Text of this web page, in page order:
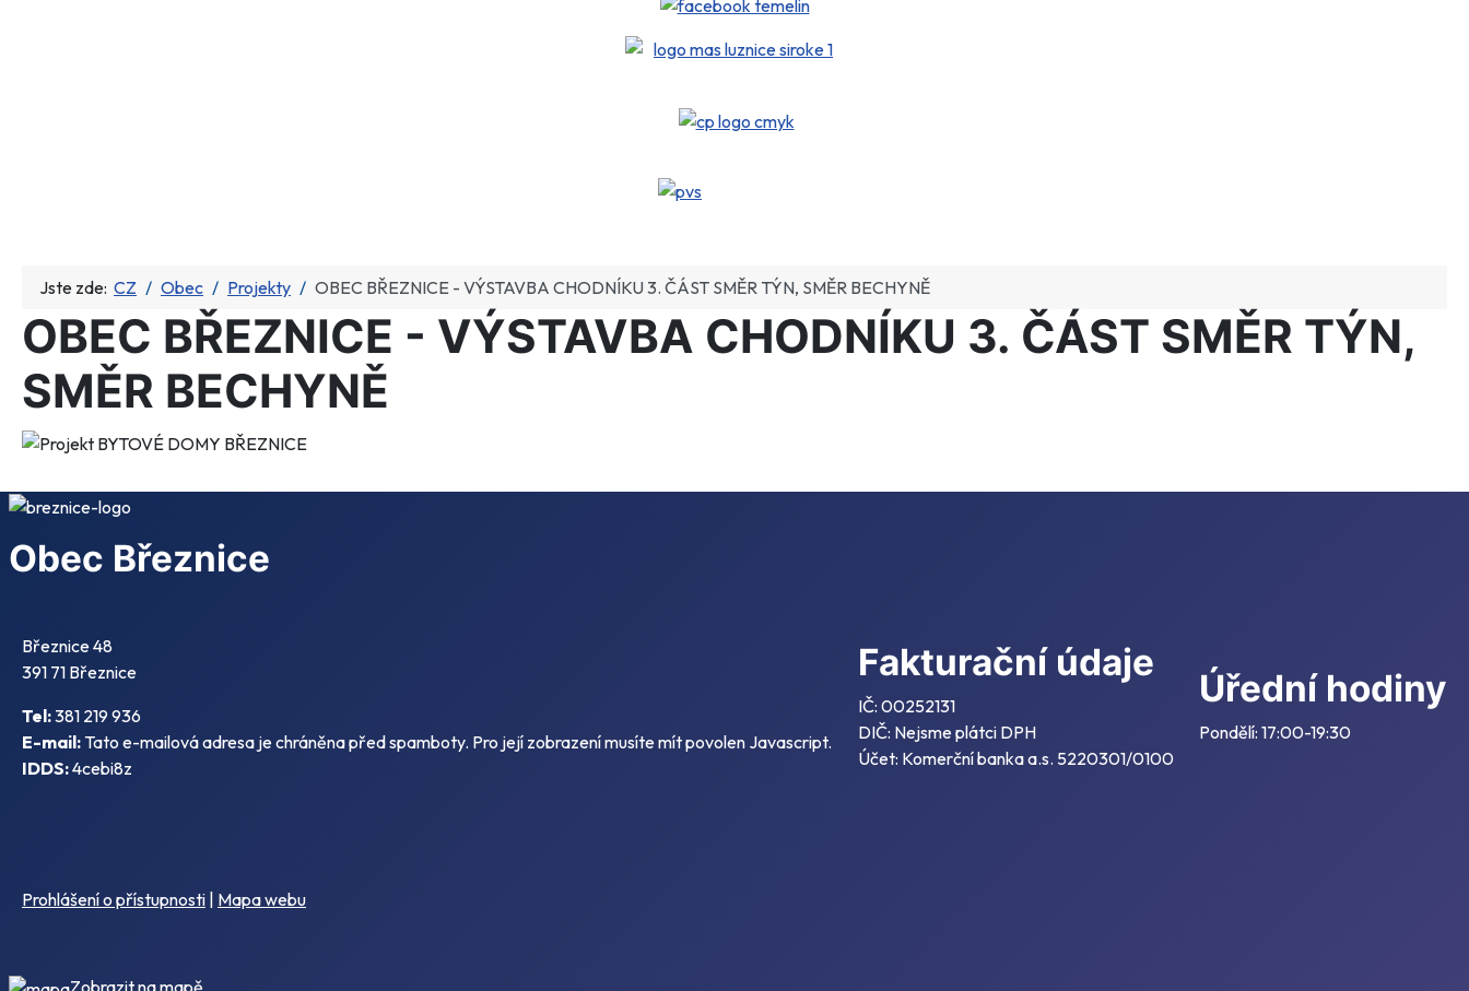
Jste zde: CZ Obec Projekty OBEC BŘEZNICE - VÝSTAVBA CHODNÍKU 3. ČÁST SMĚR TÝN, SMĚR BECHYNĚ
OBEC BŘEZNICE - VÝSTAVBA CHODNÍKU 3. ČÁST SMĚR TÝN,
SMĚR BECHYNĚ
Obec Březnice
Březnice 48
391 71 Březnice
Tel:381 219 936
E-mail: Tato e-mailová adresa je chráněna před spamboty. Pro její zobrazení musíte mít povolen Javascript.
IDDS:4cebi8z
Fakturační údaje
IČ: 00252131
DIČ: Nejsme plátci DPH
Účet: Komerční banka a.s. 5220301/0100
Úřední hodiny
Pondělí: 17:00-19:30
Prohlášení o přístupnosti | Mapa webu
Zobrazit na mapě